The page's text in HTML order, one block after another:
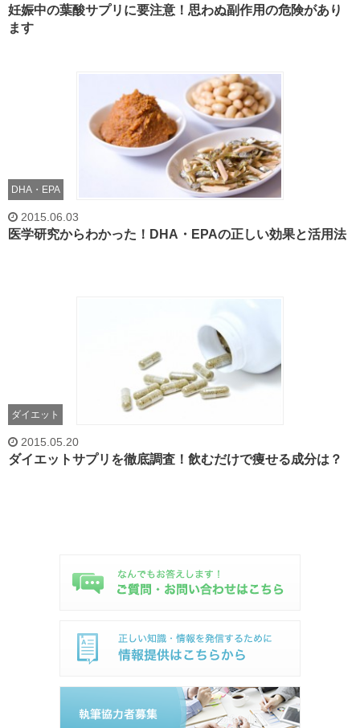
妊娠中の葉酸サプリに要注意！思わぬ副作用の危険があり
ます
DHA・EPA
2015.06.03
医学研究からわかった！DHA・EPAの正しい効果と活用法
ダイエット
2015.05.20
ダイエットサプリを徹底調査！飲むだけで痩せる成分は？